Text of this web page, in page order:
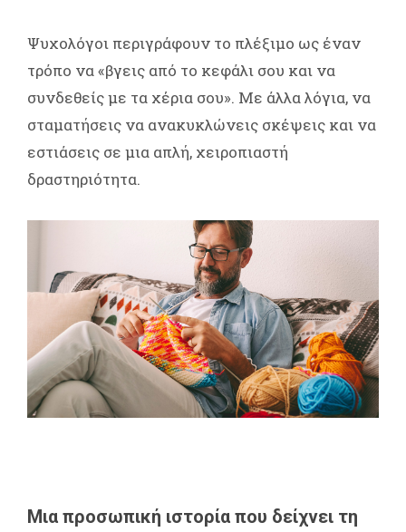
Ψυχολόγοι περιγράφουν το πλέξιμο ως έναν
τρόπο να «βγεις από το κεφάλι σου και να
συνδεθείς με τα χέρια σου». Με άλλα λόγια, να
σταματήσεις να ανακυκλώνεις σκέψεις και να
εστιάσεις σε μια απλή, χειροπιαστή
δραστηριότητα.
Μια προσωπική ιστορία που δείχνει τη